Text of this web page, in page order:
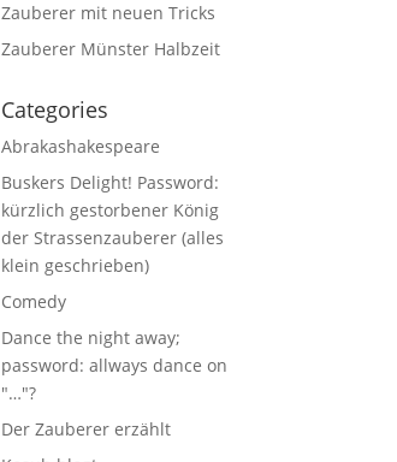
Zauberer mit neuen Tricks
Zauberer Münster Halbzeit
Categories
Abrakashakespeare
Buskers Delight! Password:
kürzlich gestorbener König
der Strassenzauberer (alles
klein geschrieben)
Comedy
Dance the night away;
password: allways dance on
"…"?
Der Zauberer erzählt